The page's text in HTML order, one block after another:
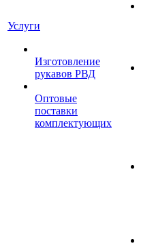
Услуги
Изготовление
рукавов РВД
Оптовые
поставки
комплектующих